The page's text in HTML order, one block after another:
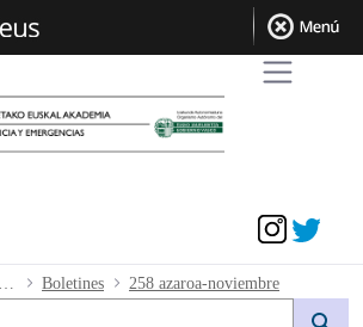
- avpe
Boletines 258 azaroa-noviembre